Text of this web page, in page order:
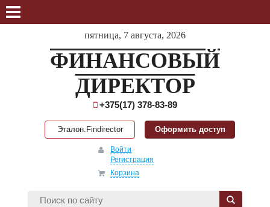
пятница, 7 августа, 2026
ФИНАНСОВЫЙ
ДИРЕКТОР
+375(17) 378-83-89
Эталон.Findirector Оформить доступ
Войти
Регистрация
Корзина